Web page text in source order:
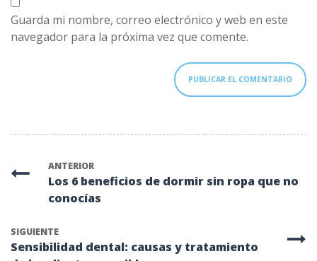
Guarda mi nombre, correo electrónico y web en este
navegador para la próxima vez que comente.
ANTERIOR
Los 6 beneficios de dormir sin ropa que no
conocías
SIGUIENTE
Sensibilidad dental: causas y tratamiento